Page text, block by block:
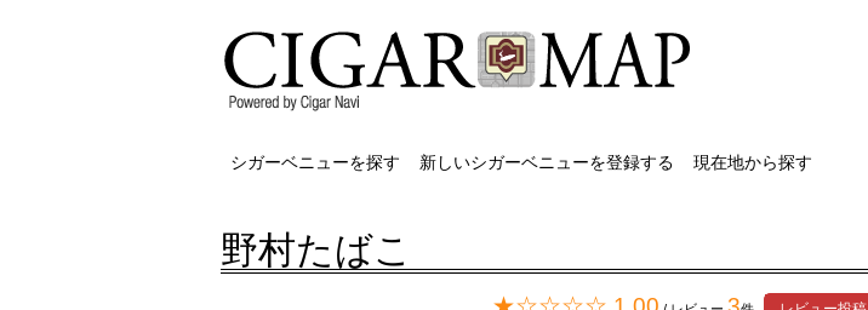
シガーベニューを探す 新しいシガーベニューを登録する 現在地から探す
野村たばこ